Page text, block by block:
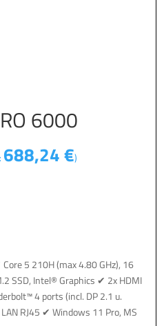
6000
688,24€)
5 210H (max 4.80 GHz), 16
SSD, Intel® Graphics ✔ 2x HDMI
4 ports (incl. DP 2.1 u.
RJ45 ✔ Windows 11 Pro, MS